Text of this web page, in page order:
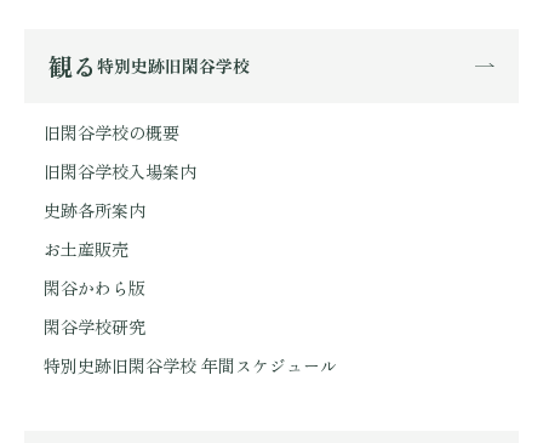
観る 特別史跡旧閑谷学校
旧閑谷学校の概要
旧閑谷学校入場案内
史跡各所案内
お土産販売
閑谷かわら版
閑谷学校研究
特別史跡旧閑谷学校 年間スケジュール